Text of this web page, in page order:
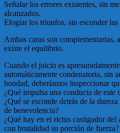
Señalar los errores existentes, sin
alcanzados.
Elogiar los triunfos, sin esconder las
Ambas caras son complementarias,
existe el equilibrio.
Cuando el juicio es
automáticamente condenatoria, sin
bondad, deberíamos inspeccionar
¿Qué impulsa una conducta de este
¿Qué se esconde detrás de la
de benevolencia?
¿Qué hay en el rictus castigador
con brutalidad su porción de fuerza?